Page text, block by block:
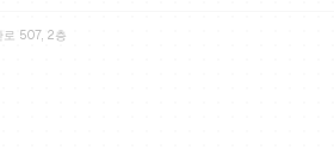
로 507, 2층